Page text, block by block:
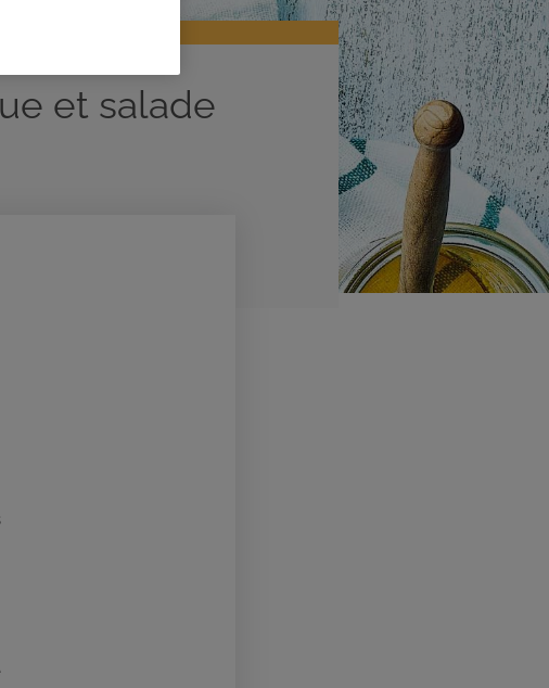
et salade